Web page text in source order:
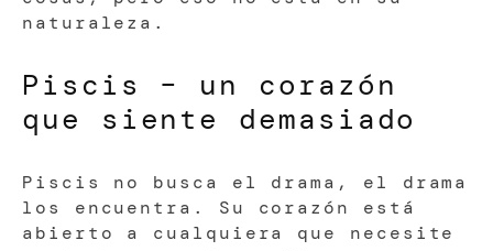
naturaleza.
Piscis – un corazón
que siente demasiado
Piscis no busca el drama, el drama
los encuentra. Su corazón está
abierto a cualquiera que necesite